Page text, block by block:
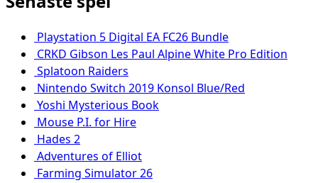
Playstation 5 Digital EA FC26 Bundle
CRKD Gibson Les Paul Alpine White Pro Edition
Splatoon Raiders
Nintendo Switch 2019 Konsol Blue/Red
Yoshi Mysterious Book
Mouse P.I. for Hire
Hades 2
Adventures of Elliot
Farming Simulator 26